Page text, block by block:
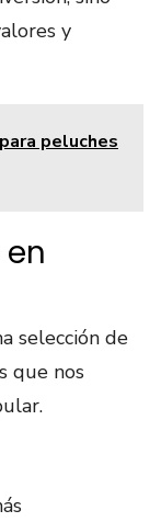
y
peluches
selección de
que nos